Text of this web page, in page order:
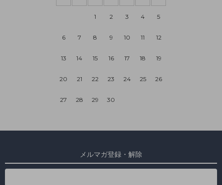
1 2 3 4 5
6 7 8 9 10 11 12
13 14 15 16 17 18 19
20 21 22 23 24 25 26
27 28 29 30
メルマガ登録・解除